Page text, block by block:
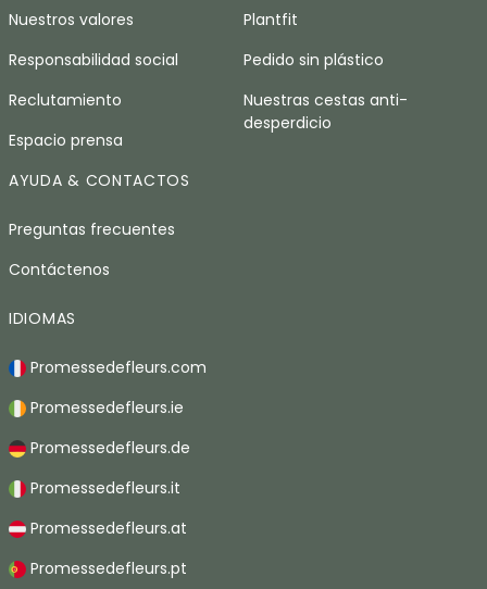
Nuestros valores
Responsabilidad social
Reclutamiento
Espacio prensa
Plantfit
Pedido sin plástico
Nuestras cestas anti-
desperdicio
AYUDA & CONTACTOS
Preguntas frecuentes
Contáctenos
IDIOMAS
Promessedefleurs.com
Promessedefleurs.ie
Promessedefleurs.de
Promessedefleurs.it
Promessedefleurs.at
Promessedefleurs.pt